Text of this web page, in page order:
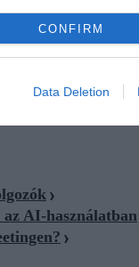
CONFIRM
Data Deletion
nélkülözhetetlennek
szemben,
az AI-használatban